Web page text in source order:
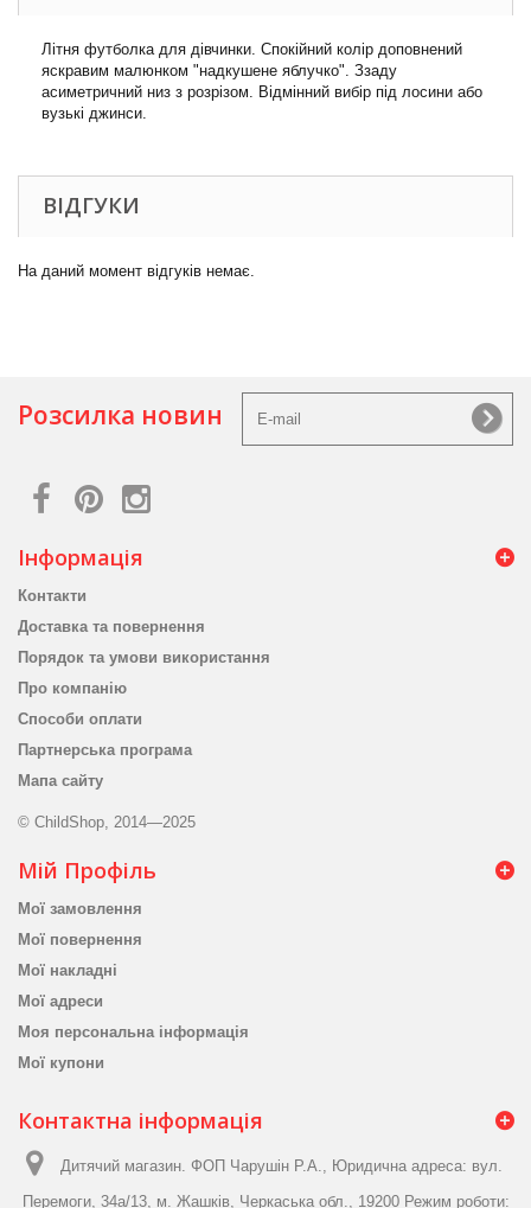
Літня футболка для дівчинки. Спокійний колір доповнений
яскравим малюнком "надкушене яблучко". Ззаду
асиметричний низ з розрізом. Відмінний вибір під лосини або
вузькі джинси.
ВІДГУКИ
На даний момент відгуків немає.
Розсилка новин
Інформація
Контакти
Доставка та повернення
Порядок та умови використання
Про компанію
Способи оплати
Партнерська програма
Мапа сайту
© ChildShop, 2014—2025
Мій Профіль
Мої замовлення
Мої повернення
Мої накладні
Мої адреси
Моя персональна інформація
Мої купони
Контактна інформація
Дитячий магазин. ФОП Чарушін Р.А., Юридична адреса: вул.
Перемоги, 34а/13, м. Жашків, Черкаська обл., 19200 Режим роботи: